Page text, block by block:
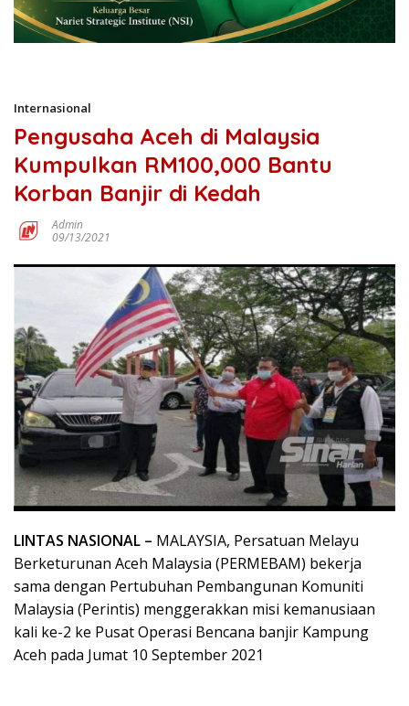
Internasional
Pengusaha Aceh di Malaysia
Kumpulkan RM100,000 Bantu
Korban Banjir di Kedah
Admin
09/13/2021
LINTAS NASIONAL – MALAYSIA, Persatuan Melayu
Berketurunan Aceh Malaysia (PERMEBAM) bekerja
sama dengan Pertubuhan Pembangunan Komuniti
Malaysia (Perintis) menggerakkan misi kemanusiaan
kali ke-2 ke Pusat Operasi Bencana banjir Kampung
Aceh pada Jumat 10 September 2021